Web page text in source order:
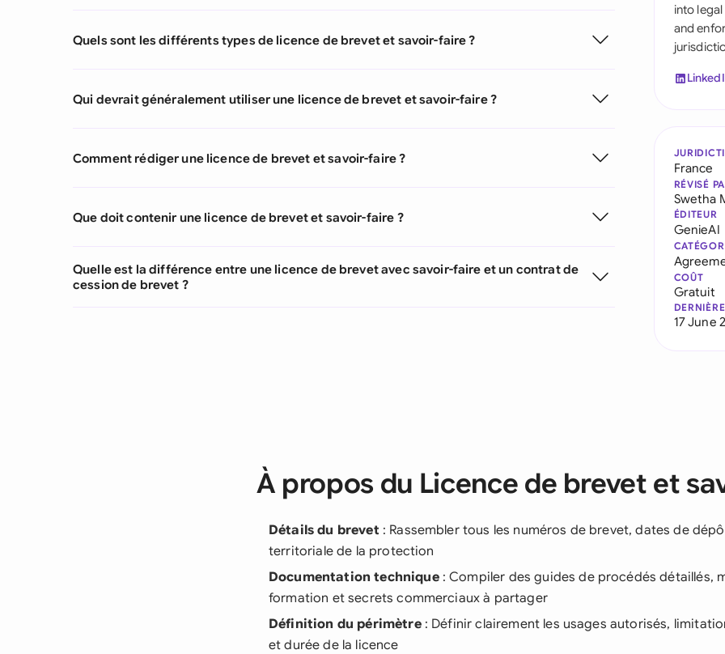
Quels sont les différents types de licence de brevet et savoir-faire ?
Qui devrait généralement utiliser une licence de brevet et savoir-faire ?
Comment rédiger une licence de brevet et savoir-faire ?
Que doit contenir une licence de brevet et savoir-faire ?
Quelle est la différence entre une licence de brevet avec savoir-faire et un contrat de
cession de brevet ?
into
and
France
RÉVISÉ
Swetha
ÉDITEUR
GenieAI
COÛT
Gratuit
17 June
À propos du Licence de brevet et
Détails du brevet : Rassembler tous les numéros de brevet, dates de
territoriale de la protection
Documentation technique: Compiler des guides de procédés détaillés,
formation et secrets commerciaux à partager
Définition du périmètre: Définir clairement les usages autorisés,
et durée de la licence